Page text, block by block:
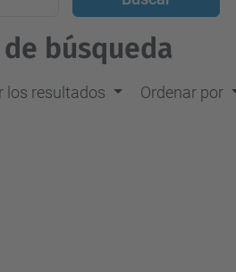
búsqueda
los resultados Ordenar por